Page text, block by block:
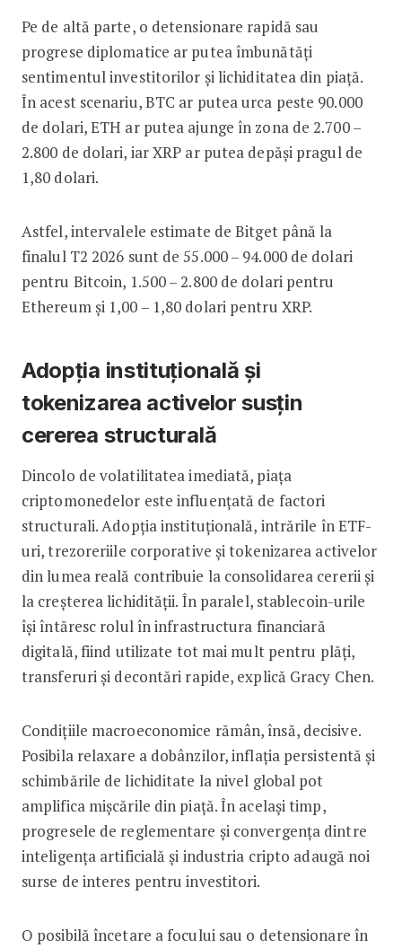
Pe de altă parte, o detensionare rapidă sau
progrese diplomatice ar putea îmbunătăți
sentimentul investitorilor și lichiditatea din piață.
În acest scenariu, BTC ar putea urca peste 90.000
de dolari, ETH ar putea ajunge în zona de 2.700 –
2.800 de dolari, iar XRP ar putea depăși pragul de
1,80 dolari.
Astfel, intervalele estimate de Bitget până la
finalul T2 2026 sunt de 55.000 – 94.000 de dolari
pentru Bitcoin, 1.500 – 2.800 de dolari pentru
Ethereum și 1,00 – 1,80 dolari pentru XRP.
Adopția instituțională și
tokenizarea activelor susțin
cererea structurală
Dincolo de volatilitatea imediată, piața
criptomonedelor este influențată de factori
structurali. Adopția instituțională, intrările în ETF-
uri, trezoreriile corporative și tokenizarea activelor
din lumea reală contribuie la consolidarea cererii și
la creșterea lichidității. În paralel, stablecoin-urile
își întăresc rolul în infrastructura financiară
digitală, fiind utilizate tot mai mult pentru plăți,
transferuri și decontări rapide, explică Gracy Chen.
Condițiile macroeconomice rămân, însă, decisive.
Posibila relaxare a dobânzilor, inflația persistentă și
schimbările de lichiditate la nivel global pot
amplifica mișcările din piață. În același timp,
progresele de reglementare și convergența dintre
inteligența artificială și industria cripto adaugă noi
surse de interes pentru investitori.
O posibilă încetare a focului sau o detensionare în